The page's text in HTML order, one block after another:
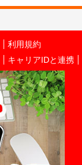
利用規約
キャリアIDと連携